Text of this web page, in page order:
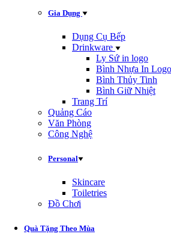
Gia Dụng
Dụng Cụ Bếp
Drinkware
Ly Sứ in logo
Bình Nhựa In Logo
Bình Thủy Tinh
Bình Giữ Nhiệt
Trang Trí
Quảng Cáo
Văn Phòng
Công Nghệ
Personal
Skincare
Toiletries
Đồ Chơi
Quà Tặng Theo Mùa